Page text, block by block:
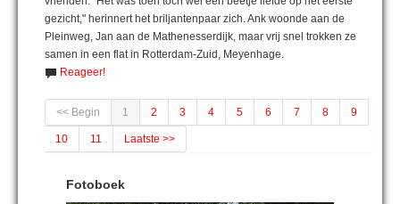
gezicht," herinnert het briljantenpaar zich. Ank woonde aan de
Pleinweg, Jan aan de Mathenesserdijk, maar vrij snel trokken ze
samen in een flat in Rotterdam-Zuid, Meyenhage.
Reageer!
<< Begin 1 2 3 4 5 6 7 8 9
10 11 Laatste >>
Fotoboek